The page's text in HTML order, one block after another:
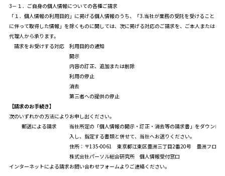
3－１．ご自身の個人情報についての各種ご請求
「１．個人情報の利用目的」に掲げる個人情報のうち、「3.当社が業務の受託を受けること
に伴って取得した情報」を除くものに関しては、次に掲げる対応のご請求を、ご本人または
代理人から承ります。
請求をお受けする対応
利用目的の通知
開示
内容の訂正、追加または削除
利用の停止
消去
第三者への提供の停止
【請求のお手続き】
次のいずれかの方法によりお申し出ください。
郵送による請求
当社所定の「個人情報の開示・訂正・消去等の請求書 」をダウンロ
入し、指定する書類と併せて、当社へお送りください。
住所：〒135-0061 東京都江東区豊洲三丁目2番20号 豊洲フロン
株式会社パーソル総合研究所 個人情報受付窓口
インターネットによる請求お問い合わせフォームよりご連絡ください。